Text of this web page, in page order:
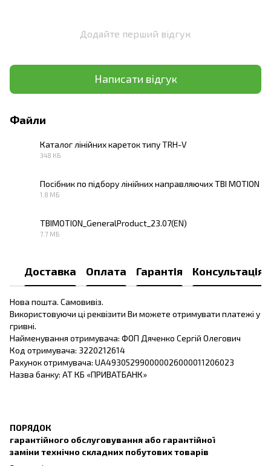
Додайте перший відгук
Написати відгук
Файли
Каталог лінійних кареток типу TRH-V
348 КБ
Посібник по підбору лінійних направляючих TBI MOTION
1.8 МБ
TBIMOTION_GeneralProduct_23.07(EN)
7.7 МБ
Доставка Оплата Гарантія Консультація
Нова пошта. Самовивіз.
Використовуючи ці реквізити Ви можете отримувати платежі у
гривні.
Найменування отримувача: ФОП Дяченко Сергій Олегович
Код отримувача: 3220212614
Рахунок отримувача: UA493052990000026000011206023
Назва банку: АТ КБ «ПРИВАТБАНК»
ПОРЯДОК
гарантійного обслуговування або гарантійної
заміни технічно складних побутових товарів